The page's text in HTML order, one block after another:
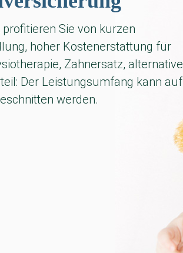
Sie von kurzen
hoher Kostenerstattung für
Zahnersatz, alternative
Der Leistungsumfang kann auf
werden.